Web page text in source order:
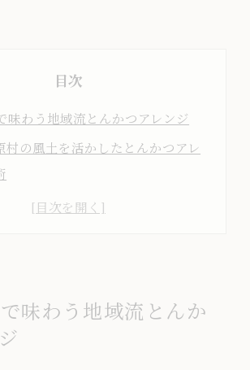
目次
味わう地域流とんかつアレンジ
村の風土を活かしたとんかつアレ
つが進化する地域ならではの味わ
守りつつ広がるとんかつの楽しみ
味わう地域流とんか